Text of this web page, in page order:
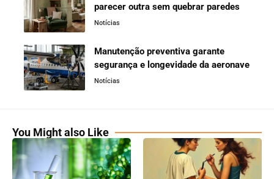
parecer outra sem quebrar paredes
Notícias
Manutenção preventiva garante
segurança e longevidade da aeronave
Notícias
You Might also Like